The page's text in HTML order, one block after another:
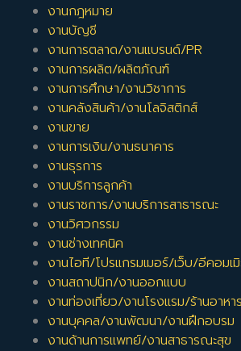
งานกฎหมาย
งานบัญชี
งานการตลาด/งานแบรนด์/PR
งานการผลิต/ผลิตภัณฑ์
งานการศึกษา/งานวิชาการ
งานคลังสินค้า/งานโลจิสติกส์
งานขาย
งานการเงิน/งานธนาคาร
งานธุรการ
งานบริการลูกค้า
งานราชการ/งานบริการสาธารณะ
งานวิศวกรรม
งานช่างเทคนิค
งานไอที/โปรแกรมเมอร์/เว็บ/อีคอมเ
งานสถาปนิก/งานออกแบบ
งานท่องเที่ยว/งานโรงแรม/ร้านอาหาร
งานบุคคล/งานพัฒนา/งานฝึกอบรม
งานด้านการแพทย์/งานสาธารณะสุข